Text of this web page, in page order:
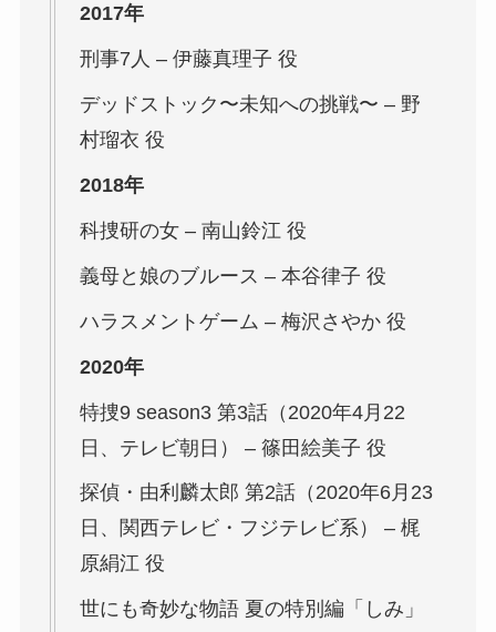
2017年
刑事7人 – 伊藤真理子 役
デッドストック〜未知への挑戦〜 – 野
村瑠衣 役
2018年
科捜研の女 – 南山鈴江 役
義母と娘のブルース – 本谷律子 役
ハラスメントゲーム – 梅沢さやか 役
2020年
特捜9 season3 第3話（2020年4月22
日、テレビ朝日） – 篠田絵美子 役
探偵・由利麟太郎 第2話（2020年6月23
日、関西テレビ・フジテレビ系） – 梶
原絹江 役
世にも奇妙な物語 夏の特別編「しみ」